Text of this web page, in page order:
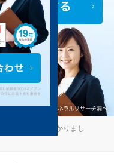
務所が8件見つかりまし